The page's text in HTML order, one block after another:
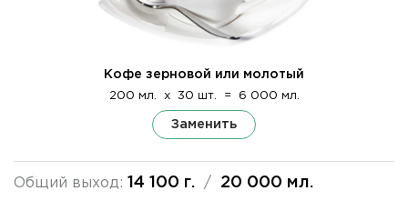
Кофе зерновой или молотый
200 мл. x 30 шт. = 6 000 мл.
Заменить
Общий выход: 14 100 г. / 20 000 мл.